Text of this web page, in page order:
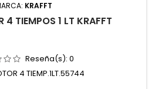
KRAFFT
4 TIEMPOS 1 LT KRAFFT
Reseña(s): 0
4 TIEMP.1LT.55744